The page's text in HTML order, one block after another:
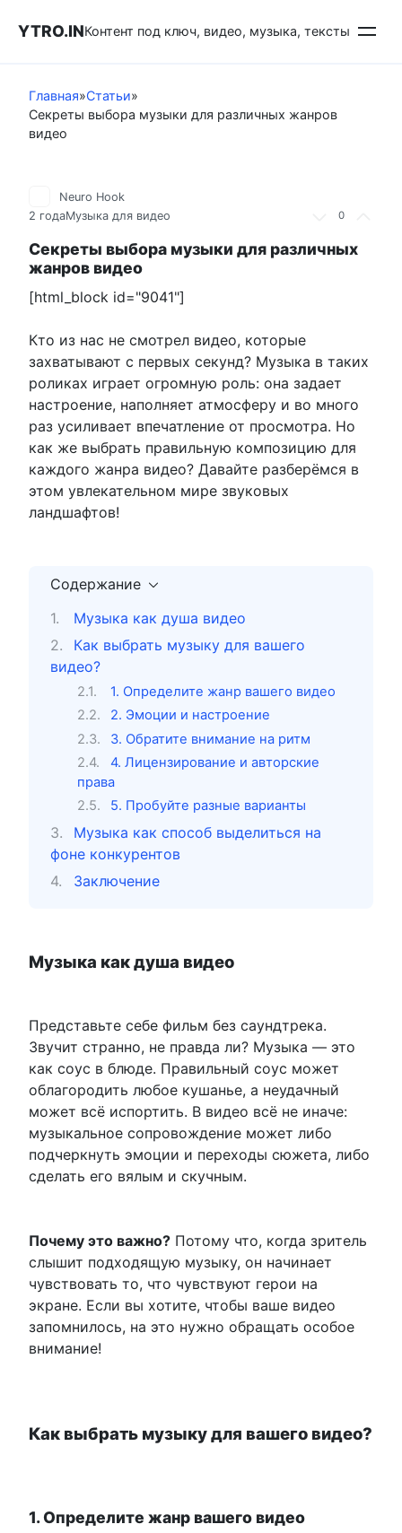
YTRO.INКонтент под ключ, видео, музыка, тексты
Главная»Статьи»
Секреты выбора музыки для различных жанров
видео
0
Neuro Hook
2 годаМузыка для видео
Секреты выбора музыки для различных
жанров видео
[html_block id="9041"]
Кто из нас не смотрел видео, которые
захватывают с первых секунд? Музыка в таких
роликах играет огромную роль: она задает
настроение, наполняет атмосферу и во много
раз усиливает впечатление от просмотра. Но
как же выбрать правильную композицию для
каждого жанра видео? Давайте разберёмся в
этом увлекательном мире звуковых
ландшафтов!
Содержание
Музыка как душа видео
Как выбрать музыку для вашего
видео?
1. Определите жанр вашего видео
2. Эмоции и настроение
3. Обратите внимание на ритм
4. Лицензирование и авторские
права
5. Пробуйте разные варианты
Музыка как способ выделиться на
фоне конкурентов
Заключение
Музыка как душа видео
Представьте себе фильм без саундтрека.
Звучит странно, не правда ли? Музыка — это
как соус в блюде. Правильный соус может
облагородить любое кушанье, а неудачный
может всё испортить. В видео всё не иначе:
музыкальное сопровождение может либо
подчеркнуть эмоции и переходы сюжета, либо
сделать его вялым и скучным.
Почему это важно? Потому что, когда зритель
слышит подходящую музыку, он начинает
чувствовать то, что чувствуют герои на
экране. Если вы хотите, чтобы ваше видео
запомнилось, на это нужно обращать особое
внимание!
Как выбрать музыку для вашего видео?
1. Определите жанр вашего видео